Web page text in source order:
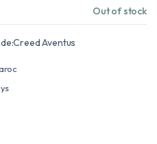
Out of stock
Aventus